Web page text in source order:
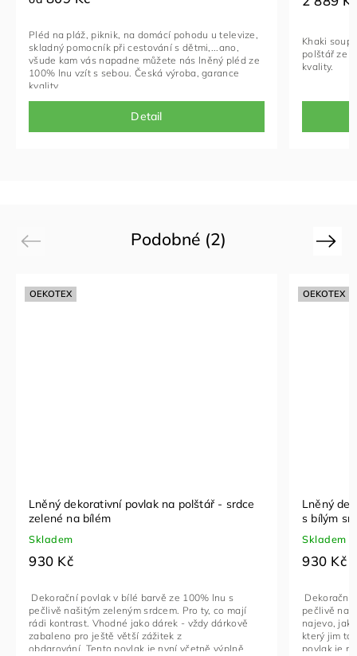
Detail
Pléd na pláž, piknik, na domácí pohodu u televize,
skladný pomocník při cestování s dětmi,...ano,
všude kam vás napadne můžete nás lněný pléd ze
100% lnu vzít s sebou. Česká výroba, garance
kvality.
Khaki
polštář ze
kvality.
Podobné (2)
Previous
OEKOTEX
Lněný dekorativní povlak na polštář - srdce
zelené na bílém
Skladem
930 Kč
Dekorační povlak v bílé barvě ze 100% lnu s
pečlivě našitým zeleným srdcem. Pro ty, co mají
rádi kontrast. Vhodné jako dárek - vždy dárkově
zabaleno pro ještě větší zážitek z
obdarování. Tento povlak je nyní včetně výplně,
OEKOTEX
Lněný
s bílým
Skladem
930 Kč
Dekorační
pečlivě
najevo, jak
který jim to
povlak je
Next